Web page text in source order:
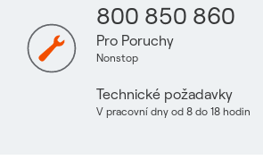
800 850 860
Pro Poruchy
Nonstop
Technické požadavky
V pracovní dny od 8 do 18 hodin